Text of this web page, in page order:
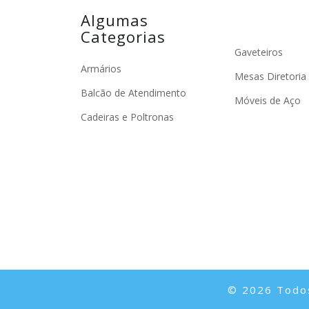
Algumas
Categorias
Armários
Balcão de Atendimento
Cadeiras e Poltronas
Gaveteiros
Mesas Diretoria
Móveis de Aço
© 2026